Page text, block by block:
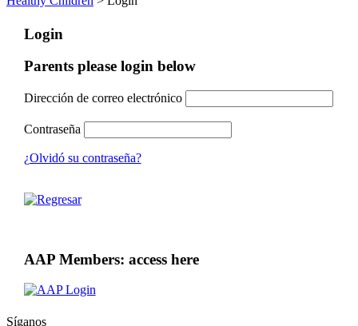
Login
Parents please login below
Dirección de correo electrónico
Contraseña
¿Olvidó su contraseña?
AAP Members: access here
Síganos